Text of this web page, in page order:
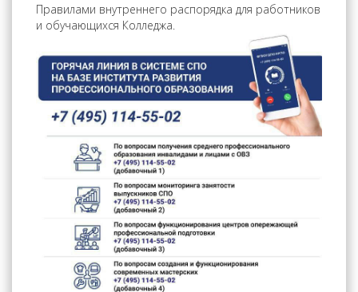
Правилами внутреннего распорядка для работников
и обучающихся Колледжа.